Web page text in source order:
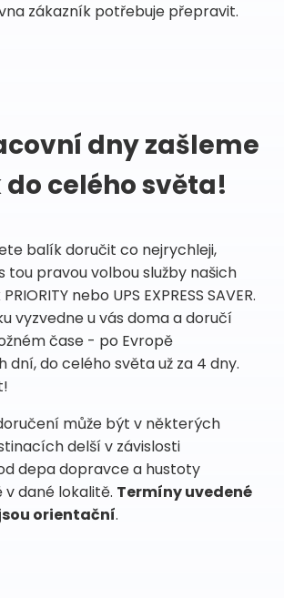
zákazník potřebuje přepravit.
dny zašleme
celého světa!
balík doručit co nejrychleji,
tou pravou volbou služby našich
nebo UPS EXPRESS SAVER.
vyzvedne u vás doma a doručí
čase - po Evropě
dní, do celého světa už za 4 dny.
může být v některých
delší v závislosti
depa dopravce a hustoty
dané lokalitě. Termíny uvedené
orientační.